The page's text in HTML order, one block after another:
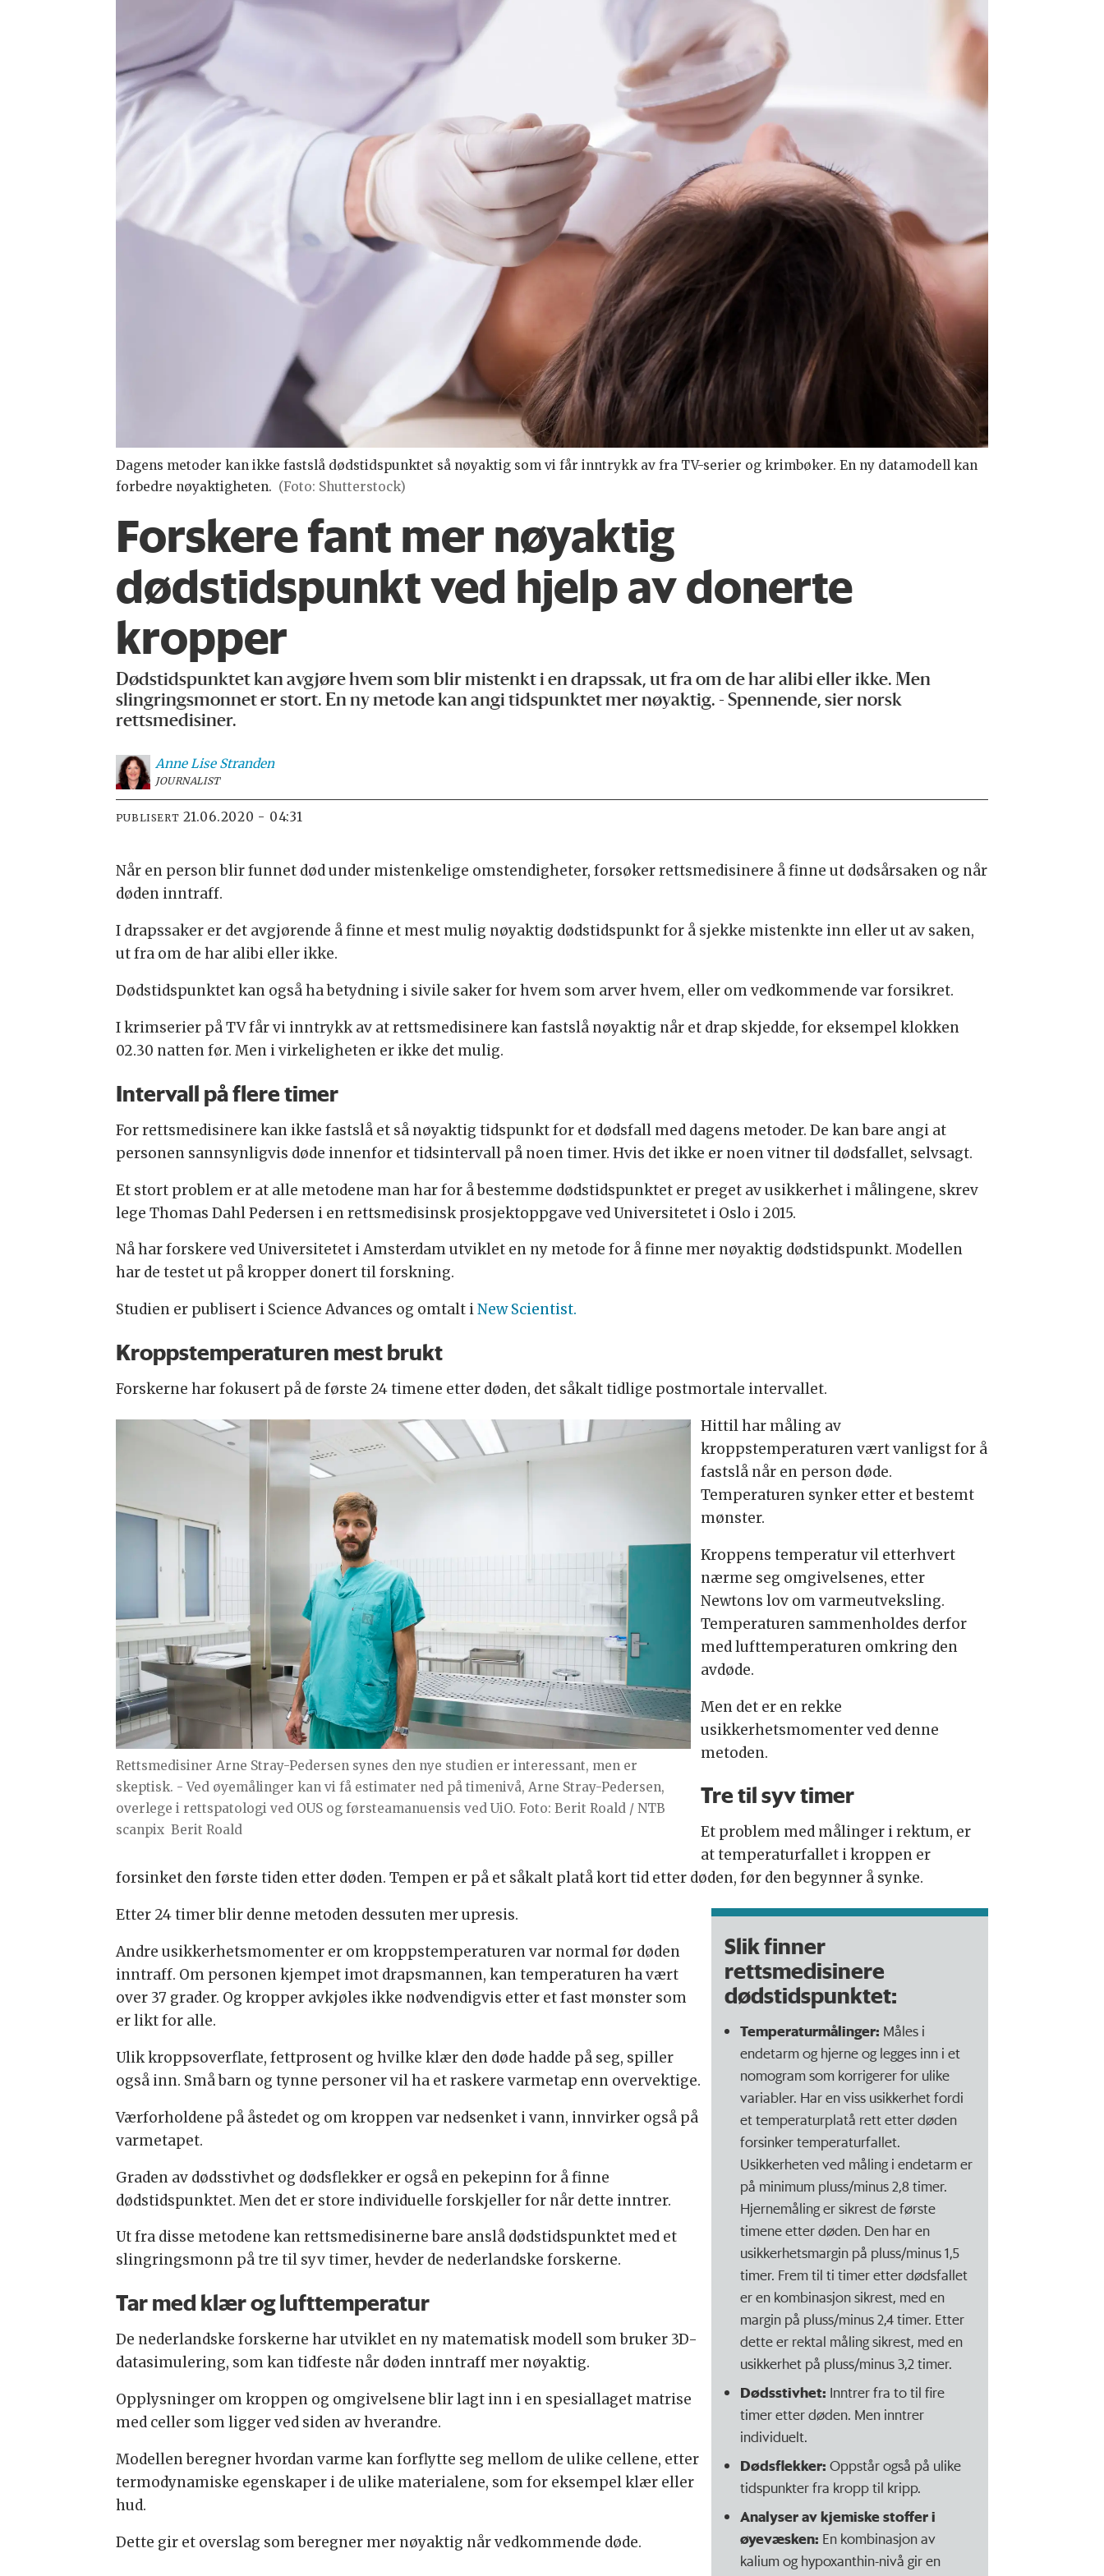
Dagens metoder kan ikke fastslå dødstidspunktet så nøyaktig som vi får inntrykk av fra TV-serier og krimbøker. En ny datamodell kan
forbedre nøyaktigheten. (Foto: Shutterstock)
Forskere fant mer nøyaktig
dødstidspunkt ved hjelp av donerte
kropper
Dødstidspunktet kan avgjøre hvem som blir mistenkt i en drapssak, ut fra om de har alibi eller ikke. Men
slingringsmonnet er stort. En ny metode kan angi tidspunktet mer nøyaktig. - Spennende, sier norsk
rettsmedisiner.
Anne Lise Stranden
JOURNALIST
PUBLISERT 21.06.2020 - 04:31
Når en person blir funnet død under mistenkelige omstendigheter, forsøker rettsmedisinere å finne ut dødsårsaken og når
døden inntraff.
I drapssaker er det avgjørende å finne et mest mulig nøyaktig dødstidspunkt for å sjekke mistenkte inn eller ut av saken,
ut fra om de har alibi eller ikke.
Dødstidspunktet kan også ha betydning i sivile saker for hvem som arver hvem, eller om vedkommende var forsikret.
I krimserier på TV får vi inntrykk av at rettsmedisinere kan fastslå nøyaktig når et drap skjedde, for eksempel klokken
02.30 natten før. Men i virkeligheten er ikke det mulig.
Intervall på flere timer
For rettsmedisinere kan ikke fastslå et så nøyaktig tidspunkt for et dødsfall med dagens metoder. De kan bare angi at
personen sannsynligvis døde innenfor et tidsintervall på noen timer. Hvis det ikke er noen vitner til dødsfallet, selvsagt.
Et stort problem er at alle metodene man har for å bestemme dødstidspunktet er preget av usikkerhet i målingene, skrev
lege Thomas Dahl Pedersen i en rettsmedisinsk prosjektoppgave ved Universitetet i Oslo i 2015.
Nå har forskere ved Universitetet i Amsterdam utviklet en ny metode for å finne mer nøyaktig dødstidspunkt. Modellen
har de testet ut på kropper donert til forskning.
Studien er publisert i Science Advances og omtalt iNew Scientist.
Kroppstemperaturen mest brukt
Forskerne har fokusert på de første 24 timene etter døden, det såkalt tidlige postmortale intervallet.
Rettsmedisiner Arne Stray-Pedersen synes den nye studien er interessant, men er
skeptisk. - Ved øyemålinger kan vi få estimater ned på timenivå, Arne Stray-Pedersen,
overlege i rettspatologi ved OUS og førsteamanuensis ved UiO. Foto: Berit Roald / NTB
scanpix Berit Roald
Hittil har måling av
kroppstemperaturen vært vanligst for å
fastslå når en person døde.
Temperaturen synker etter et bestemt
mønster.
Kroppens temperatur vil etterhvert
nærme seg omgivelsenes, etter
Newtons lov om varmeutveksling.
Temperaturen sammenholdes derfor
med lufttemperaturen omkring den
avdøde.
Men det er en rekke
usikkerhetsmomenter ved denne
metoden.
Tre til syv timer
Et problem med målinger i rektum, er
at temperaturfallet i kroppen er
forsinket den første tiden etter døden. Tempen er på et såkalt platå kort tid etter døden, før den begynner å synke.
Slik finner
rettsmedisinere
dødstidspunktet:
Temperaturmålinger: Måles i
endetarm og hjerne og legges inn i et
nomogram som korrigerer for ulike
variabler. Har en viss usikkerhet fordi
et temperaturplatå rett etter døden
forsinker temperaturfallet.
Usikkerheten ved måling i endetarm er
på minimum pluss/minus 2,8 timer.
Hjernemåling er sikrest de første
timene etter døden. Den har en
usikkerhetsmargin på pluss/minus 1,5
timer. Frem til ti timer etter dødsfallet
er en kombinasjon sikrest, med en
margin på pluss/minus 2,4 timer. Etter
dette er rektal måling sikrest, med en
usikkerhet på pluss/minus 3,2 timer.
Dødsstivhet: Inntrer fra to til fire
timer etter døden. Men inntrer
individuelt.
Dødsflekker:Oppstår også på ulike
tidspunkter fra kropp til kripp.
Analyser av kjemiske stoffer i
øyevæsken: En kombinasjon av
kalium og hypoxanthin-nivå gir en
Etter 24 timer blir denne metoden dessuten mer upresis.
Andre usikkerhetsmomenter er om kroppstemperaturen var normal før døden
inntraff. Om personen kjempet imot drapsmannen, kan temperaturen ha vært
over 37 grader. Og kropper avkjøles ikke nødvendigvis etter et fast mønster som
er likt for alle.
Ulik kroppsoverflate, fettprosent og hvilke klær den døde hadde på seg, spiller
også inn. Små barn og tynne personer vil ha et raskere varmetap enn overvektige.
Værforholdene på åstedet og om kroppen var nedsenket i vann, innvirker også på
varmetapet.
Graden av dødsstivhet og dødsflekker er også en pekepinn for å finne
dødstidspunktet. Men det er store individuelle forskjeller for når dette inntrer.
Ut fra disse metodene kan rettsmedisinerne bare anslå dødstidspunktet med et
slingringsmonn på tre til syv timer, hevder de nederlandske forskerne.
Tar med klær og lufttemperatur
De nederlandske forskerne har utviklet en ny matematisk modell som bruker 3D-
datasimulering, som kan tidfeste når døden inntraff mer nøyaktig.
Opplysninger om kroppen og omgivelsene blir lagt inn i en spesiallaget matrise
med celler som ligger ved siden av hverandre.
Modellen beregner hvordan varme kan forflytte seg mellom de ulike cellene, etter
termodynamiske egenskaper i de ulike materialene, som for eksempel klær eller
hud.
Dette gir et overslag som beregner mer nøyaktig når vedkommende døde.